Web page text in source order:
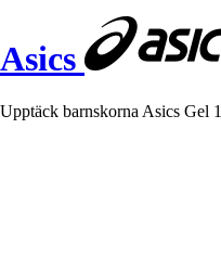
Asics
Upptäck barnskorna Asics Gel